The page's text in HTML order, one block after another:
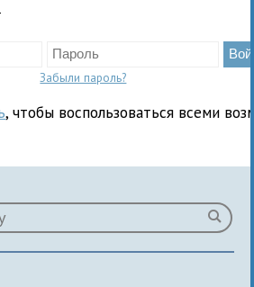
Забыли пароль?
, чтобы воспользоваться всеми